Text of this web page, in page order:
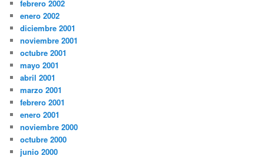
febrero 2002
enero 2002
diciembre 2001
noviembre 2001
octubre 2001
mayo 2001
abril 2001
marzo 2001
febrero 2001
enero 2001
noviembre 2000
octubre 2000
junio 2000